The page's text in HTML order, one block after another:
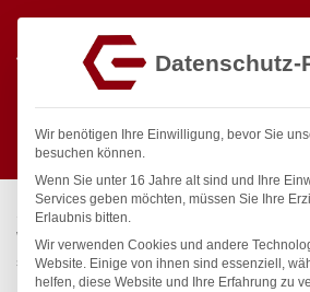
Start / Gastronomiebedarf & Gastro
Wassertechnik
Wellnes
spa Kneipp’sche Garnitur 1/2″ Ø 20mm 3/
Datenschutz-
Wir benötigen Ihre Einwilligung, bevor Sie
besuchen können.
Wenn Sie unter 16 Jahre alt sind und Ihre
Services geben möchten, müssen Sie Ihre
Erlaubnis bitten.
Wir verwenden Cookies und andere
Website. Einige von ihnen sind essenziell,
helfen, diese Website und Ihre Erfahrung zu